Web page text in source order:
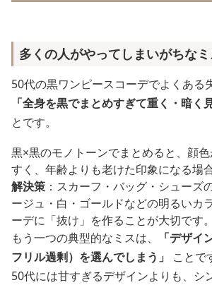
多くの人がやってしまいがちな
50代の黒ワンピースコーデでよくある
「全身を黒でまとめすぎて重く・暗く
とです。
黒×黒のモノトーンでまとめると、顔
すく、年齢よりも老けた印象になる場
解決策 ：スカーフ・バッグ・シューズ
ージュ・白・ゴールドなどの明るいカ
ーデに「抜け」を作ることが大切です。
もう一つの典型的なミスは、
「デザイ
フリル過剰）を選んでしまう」
ことで
50代には甘すぎるデザインよりも、シ